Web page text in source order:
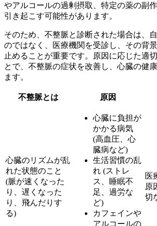
やアルコールの過剰摂取、特定の薬の副
引き起こす可能性があります。
そのため、不整脈と診断された場合は、
のではなく、医療機関を受診し、その背
止めることが重要です。原因に応じた適
とで、不整脈の症状を改善し、心臓の健
ます。
不整脈とは 原因
心臓のリズムが乱
れた状態のこと
(脈が速くなった
り、遅くなった
り、飛んだりす
る)
心臓に負担が
かかる病気
(高血圧、心
臓病など)
生活習慣の乱
れ (ストレ
ス、睡眠不
足、過労な
ど)
カフェインや
アルコールの
医
原
切